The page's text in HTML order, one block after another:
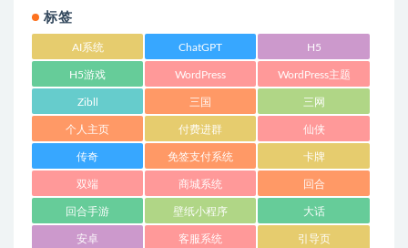
标签
AI系统 ChatGPT H5
H5游戏 WordPress WordPress主题
Zibll 三国 三网
个人主页 付费进群 仙侠
传奇 免签支付系统 卡牌
双端 商城系统 回合
回合手游 壁纸小程序 大话
安卓 客服系统 引导页